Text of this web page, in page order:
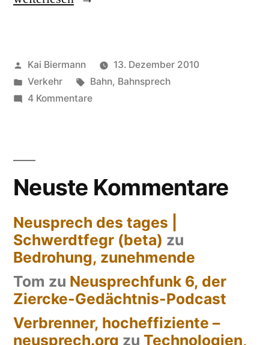
Veröffentlicht
von
Kai Biermann
13. Dezember 2010
Veröffentlicht
in
Verkehr Schlagwörter:
Bahn, Bahnsprech
4 Kommentarezu
Neuste Kommentare
Neusprech des tages |
Schwerdtfegr (beta) zu
Bedrohung, zunehmende
Tom zu Neusprechfunk 6, der
Ziercke-Gedächtnis-Podcast
Verbrenner, hocheffiziente –
neusprech.org zu Technologien,